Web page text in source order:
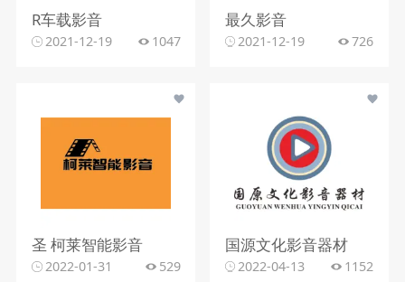
R车载影音
2021-12-19 1047
最久影音
2021-12-19 726
圣 柯莱智能影音
2022-01-31 529
国源文化影音器材
2022-04-13 1152